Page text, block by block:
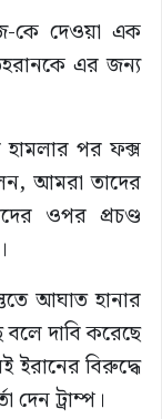
কে দেওয়া এক
এর জন্য
হামলার পর ফক্স
আমরা তাদের
ওপর প্রচণ্ড
আঘাত হানার
দাবি করেছে
ইরানের বিরুদ্ধে
দেন ট্রাম্প।